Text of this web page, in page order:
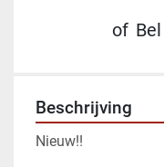
of Bel
Beschrijving
Nieuw!!